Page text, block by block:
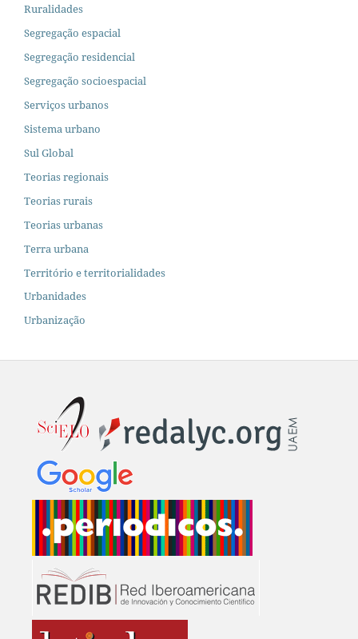
Ruralidades
Segregação espacial
Segregação residencial
Segregação socioespacial
Serviços urbanos
Sistema urbano
Sul Global
Teorias regionais
Teorias rurais
Teorias urbanas
Terra urbana
Território e territorialidades
Urbanidades
Urbanização